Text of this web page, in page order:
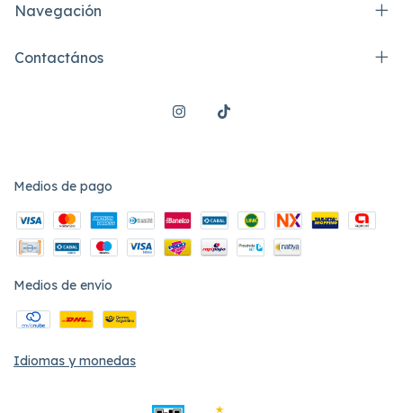
Navegación
Contactános
Medios de pago
Medios de envío
Idiomas y monedas